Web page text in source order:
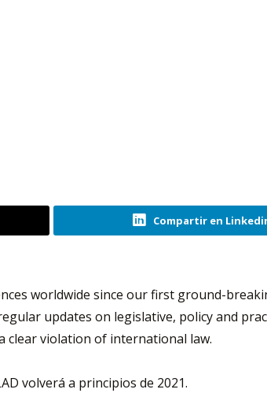
Compartir en
worldwide since our first ground-
updates on legislative, policy and
clear violation of international law.
volverá a principios de 2021.